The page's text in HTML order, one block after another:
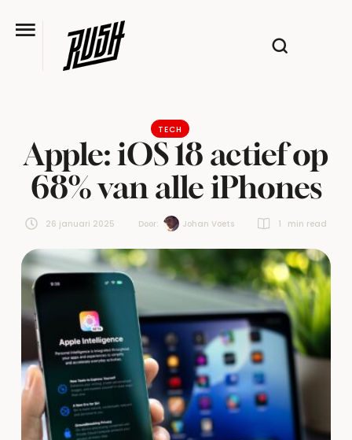
TECH
Apple: iOS 18 actief op
68% van alle iPhones
26 januari 2025 Door: Johan Voets 1 min read